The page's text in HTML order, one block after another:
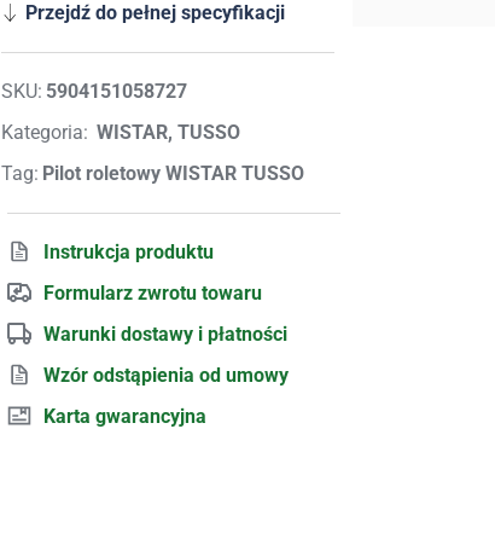
Przejdź do pełnej specyfikacji
SKU: 5904151058727
Kategoria: WISTAR, TUSSO
Tag: Pilot roletowy WISTAR TUSSO
Instrukcja produktu
Formularz zwrotu towaru
Warunki dostawy i płatności
Wzór odstąpienia od umowy
Karta gwarancyjna